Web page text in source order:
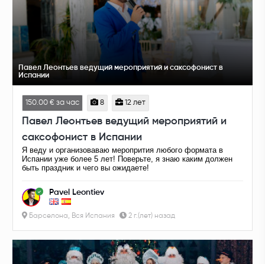
Павел Леонтьев ведущий мероприятий и саксофонист в
Испании
150.00 € за час 8 12 лет
Павел Леонтьев ведущий мероприятий и
саксофонист в Испании
Я веду и организоваваю меропрития любого формата в
Испании уже более 5 лет! Поверьте, я знаю каким должен
быть праздник и чего вы ожидаете!
Pavel Leontiev
Барселона, Вся Испания 2 г.(лет) назад